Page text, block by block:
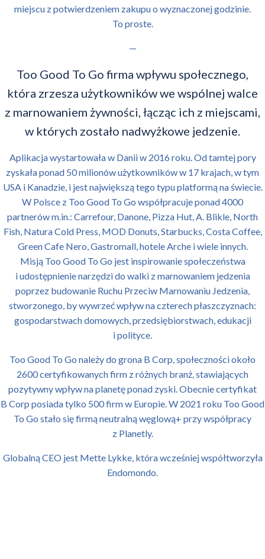
miejscu z potwierdzeniem zakupu o wyznaczonej godzinie.
To proste.
—
Too Good To Go firma wpływu społecznego,
która zrzesza użytkowników we wspólnej walce
z marnowaniem żywności, łącząc ich z miejscami,
w których zostało nadwyżkowe jedzenie.
Aplikacja wystartowała w Danii w 2016 roku. Od tamtej pory
zyskała ponad 50 milionów użytkowników w 17 krajach, w tym
USA i Kanadzie, i jest największą tego typu platformą na świecie.
W Polsce z Too Good To Go współpracuje ponad 4000
partnerów m.in.: Carrefour, Danone, Pizza Hut, A. Blikle, North
Fish, Natura Cold Press, MOD Donuts, Starbucks, Costa Coffee,
Green Cafe Nero, Gastromall, hotele Arche i wiele innych.
Misją Too Good To Go jest inspirowanie społeczeństwa
i udostępnienie narzędzi do walki z marnowaniem jedzenia
poprzez budowanie Ruchu Przeciw Marnowaniu Jedzenia,
stworzonego, by wywrzeć wpływ na czterech płaszczyznach:
gospodarstwach domowych, przedsiębiorstwach, edukacji
i polityce.
Too Good To Go należy do grona B Corp, społeczności około
2600 certyfikowanych firm z różnych branż, stawiających
pozytywny wpływ na planetę ponad zyski. Obecnie certyfikat
B Corp posiada tylko 500 firm w Europie. W 2021 roku Too Good
To Go stało się firmą neutralną węglową+ przy współpracy
z Planetly.
Globalną CEO jest Mette Lykke, która wcześniej współtworzyła
Endomondo.